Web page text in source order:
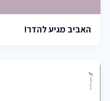
האביב מגיע להדר!